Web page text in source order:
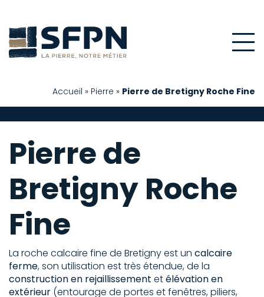
Accueil » Pierre » Pierre de Bretigny Roche Fine
Pierre de
Bretigny Roche
Fine
La roche calcaire fine de Bretigny est un calcaire
ferme, son utilisation est très étendue, de la
construction en rejaillissement etélévation en
extérieur (entourage de portes et fenêtres, piliers,